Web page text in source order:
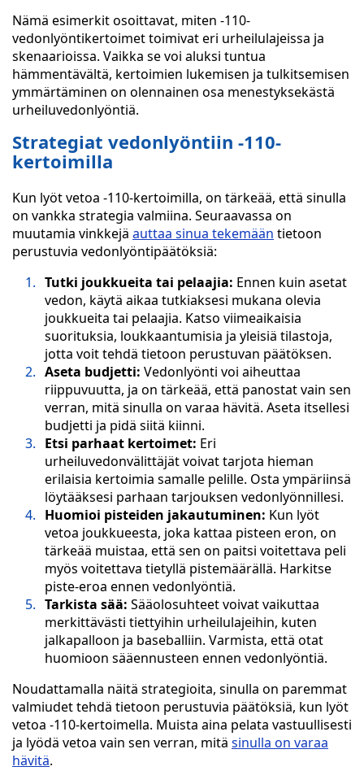
Nämä esimerkit osoittavat, miten -110-
vedonlyöntikertoimet toimivat eri urheilulajeissa ja
skenaarioissa. Vaikka se voi aluksi tuntua
hämmentävältä, kertoimien lukemisen ja tulkitsemisen
ymmärtäminen on olennainen osa menestyksekästä
urheiluvedonlyöntiä.
Strategiat vedonlyöntiin -110-
kertoimilla
Kun lyöt vetoa -110-kertoimilla, on tärkeää, että sinulla
on vankka strategia valmiina. Seuraavassa on
muutamia vinkkejä auttaa sinua tekemään tietoon
perustuvia vedonlyöntipäätöksiä:
Tutki joukkueita tai pelaajia: Ennen kuin asetat
vedon, käytä aikaa tutkiaksesi mukana olevia
joukkueita tai pelaajia. Katso viimeaikaisia
suorituksia, loukkaantumisia ja yleisiä tilastoja,
jotta voit tehdä tietoon perustuvan päätöksen.
Aseta budjetti: Vedonlyönti voi aiheuttaa
riippuvuutta, ja on tärkeää, että panostat vain sen
verran, mitä sinulla on varaa hävitä. Aseta itsellesi
budjetti ja pidä siitä kiinni.
Etsi parhaat kertoimet: Eri
urheiluvedonvälittäjät voivat tarjota hieman
erilaisia kertoimia samalle pelille. Osta ympäriinsä
löytääksesi parhaan tarjouksen vedonlyönnillesi.
Huomioi pisteiden jakautuminen: Kun lyöt
vetoa joukkueesta, joka kattaa pisteen eron, on
tärkeää muistaa, että sen on paitsi voitettava peli
myös voitettava tietyllä pistemäärällä. Harkitse
piste-eroa ennen vedonlyöntiä.
Tarkista sää: Sääolosuhteet voivat vaikuttaa
merkittävästi tiettyihin urheilulajeihin, kuten
jalkapalloon ja baseballiin. Varmista, että otat
huomioon sääennusteen ennen vedonlyöntiä.
Noudattamalla näitä strategioita, sinulla on paremmat
valmiudet tehdä tietoon perustuvia päätöksiä, kun lyöt
vetoa -110-kertoimella. Muista aina pelata vastuullisesti
ja lyödä vetoa vain sen verran, mitä sinulla on varaa
hävitä.